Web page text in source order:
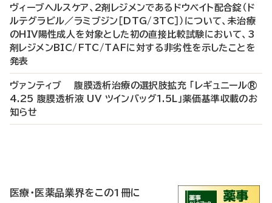
ヴィーブヘルスケア、2剤レジメンであるドウベイト配合錠（ド
ルテグラビル／ラミブジン［DTG/3TC］）について、未治療
のHIV陽性成人を対象とした初の直接比較試験において、3
剤レジメンBIC/FTC/TAFに対する非劣性を示したことを
発表
ヴァンティブ 腹膜透析治療の選択肢拡充 「レギュニール®
4.25 腹膜透析液 UV ツインバッグ1.5L」薬価基準収載のお
知らせ
医療・医薬品業界をこの1冊に